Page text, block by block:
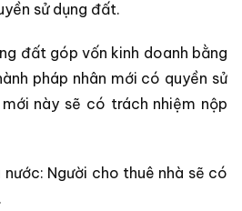
sử dụng đất.
đất góp vốn kinh doanh bằng
pháp nhân mới có quyền sử
này sẽ có trách nhiệm nộp
Người cho thuê nhà sẽ có